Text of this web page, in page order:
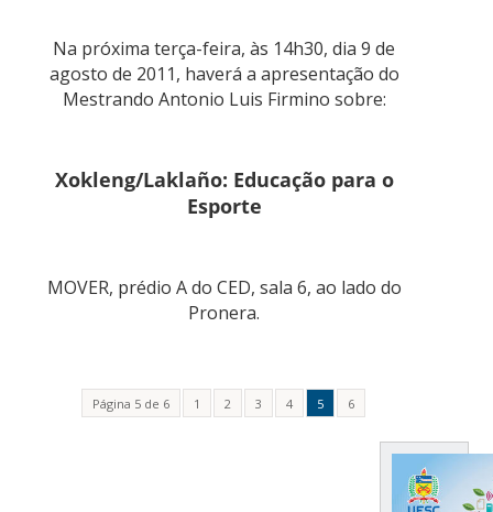
Na próxima terça-feira, às 14h30, dia 9 de
agosto de 2011, haverá a apresentação do
Mestrando Antonio Luis Firmino sobre:
Xokleng/Laklaño: Educação para o
Esporte
MOVER, prédio A do CED, sala 6, ao lado do
Pronera.
Página 5 de 6 1 2 3 4 5 6